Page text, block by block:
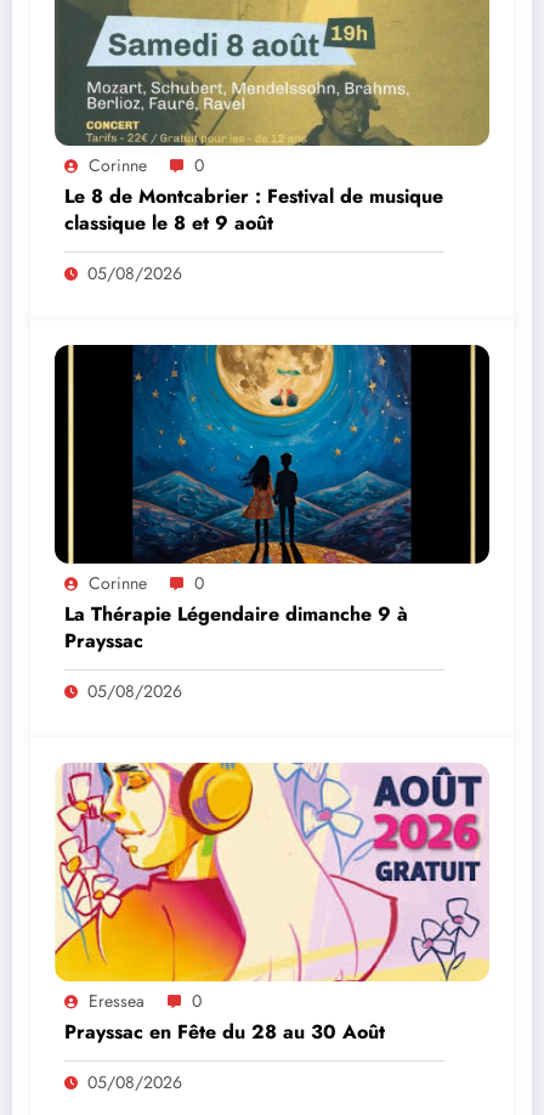
Corinne 0
Le 8 de Montcabrier : Festival de musique
classique le 8 et 9 août
05/08/2026
Corinne 0
La Thérapie Légendaire dimanche 9 à
Prayssac
05/08/2026
Eressea 0
Prayssac en Fête du 28 au 30 Août
05/08/2026